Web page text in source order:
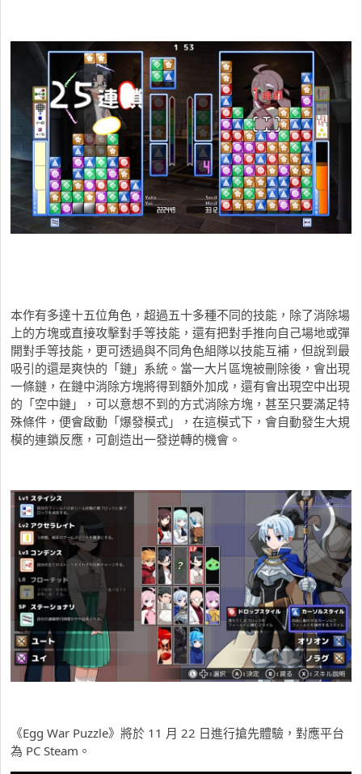
本作有多達十五位角色，超過五十多種不同的技能，除了消除場
上的方塊或直接攻擊對手等技能，還有把對手推向自己場地或彈
開對手等技能，更可透過與不同角色組隊以技能互補，但說到最
吸引的還是爽快的「鏈」系統。當一大片區塊被刪除後，會出現
一條鏈，在鏈中消除方塊將得到額外加成，還有會出現空中出現
的「空中鏈」，可以意想不到的方式消除方塊，甚至只要滿足特
殊條件，便會啟動「爆發模式」，在這模式下，會自動發生大規
模的連鎖反應，可創造出一發逆轉的機會。
《Egg War Puzzle》將於 11 月 22 日進行搶先體驗，對應平台
為 PC Steam。